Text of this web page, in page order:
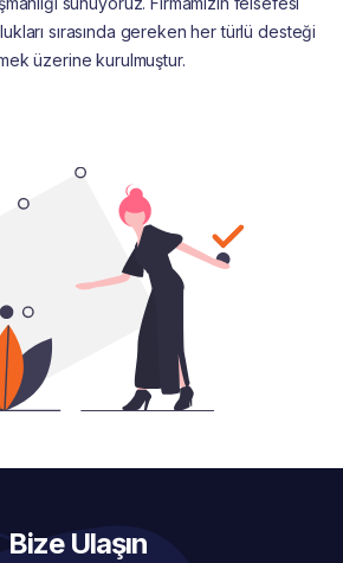
sırasında gereken her türlü desteği
üzerine kurulmuştur.
Bize Ulaşın